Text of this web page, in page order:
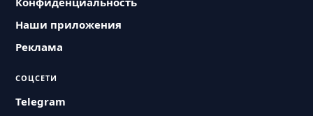
Наши приложения
Реклама
СОЦСЕТИ
Telegram